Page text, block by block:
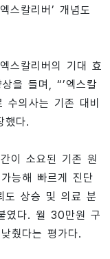
스칼리버’ 개념도
스칼리버의 기대 효
을 들며, “’엑스칼
의사는 기존 대비
했다.
이 소요된 기존 원
능해 빠르게 진단
도 상승 및 의료 분
였다. 월 30만원 구
췄다는 평가다.